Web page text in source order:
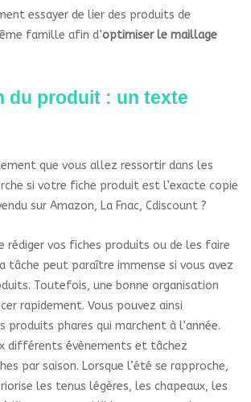
essayer de lier des produits de
famille afin d’optimiser le maillage
du produit : un texte
que vous allez ressortir dans les
si votre fiche produit est l’exacte copie
sur Amazon, La Fnac, Cdiscount ?
rédiger vos fiches produits ou de les faire
tâche peut paraître immense si vous avez
Toutefois, une bonne organisation
rapidement. Vous pouvez ainsi
produits phares qui marchent à l’année.
différents évènements et tâchez
par saison. Lorsque l’été se rapproche,
les tenus légères, les chapeaux, les